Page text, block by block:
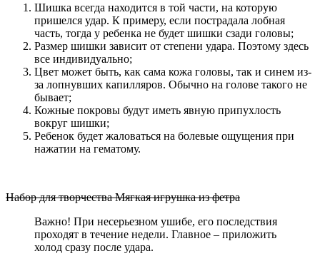
Шишка всегда находится в той части, на которую
пришелся удар. К примеру, если пострадала лобная
часть, тогда у ребенка не будет шишки сзади головы;
Размер шишки зависит от степени удара. Поэтому здесь
все индивидуально;
Цвет может быть, как сама кожа головы, так и синем из-
за лопнувших капилляров. Обычно на голове такого не
бывает;
Кожные покровы будут иметь явную припухлость
вокруг шишки;
Ребенок будет жаловаться на болевые ощущения при
нажатии на гематому.
Набор для творчества Мягкая игрушка из фетра
Важно! При несерьезном ушибе, его последствия
проходят в течение недели. Главное – приложить
холод сразу после удара.